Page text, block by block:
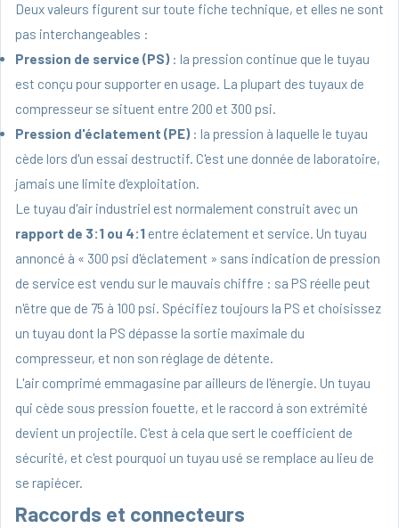
Deux valeurs figurent sur toute fiche technique, et elles ne sont
pas interchangeables :
Pression de service (PS) : la pression continue que le tuyau
est conçu pour supporter en usage. La plupart des tuyaux de
compresseur se situent entre 200 et 300 psi.
Pression d'éclatement (PE) : la pression à laquelle le tuyau
cède lors d'un essai destructif. C'est une donnée de laboratoire,
jamais une limite d'exploitation.
Le tuyau d'air industriel est normalement construit avec un
rapport de 3:1 ou 4:1 entre éclatement et service. Un tuyau
annoncé à « 300 psi d'éclatement » sans indication de pression
de service est vendu sur le mauvais chiffre : sa PS réelle peut
n'être que de 75 à 100 psi. Spécifiez toujours la PS et choisissez
un tuyau dont la PS dépasse la sortie maximale du
compresseur, et non son réglage de détente.
L'air comprimé emmagasine par ailleurs de l'énergie. Un tuyau
qui cède sous pression fouette, et le raccord à son extrémité
devient un projectile. C'est à cela que sert le coefficient de
sécurité, et c'est pourquoi un tuyau usé se remplace au lieu de
se rapiécer.
Raccords et connecteurs